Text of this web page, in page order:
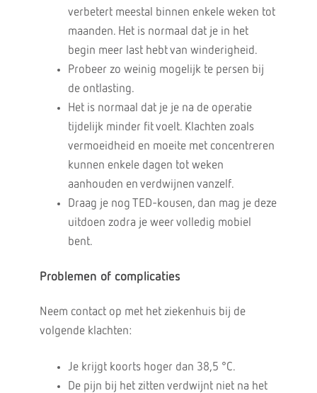
verbetert meestal binnen enkele weken tot
maanden. Het is normaal dat je in het
begin meer last hebt van winderigheid.
Probeer zo weinig mogelijk te persen bij
de ontlasting.
Het is normaal dat je je na de operatie
tijdelijk minder fit voelt. Klachten zoals
vermoeidheid en moeite met concentreren
kunnen enkele dagen tot weken
aanhouden en verdwijnen vanzelf.
Draag je nog TED-kousen, dan mag je deze
uitdoen zodra je weer volledig mobiel
bent.
Problemen of complicaties
Neem contact op met het ziekenhuis bij de
volgende klachten:
Je krijgt koorts hoger dan 38,5 °C.
De pijn bij het zitten verdwijnt niet na het